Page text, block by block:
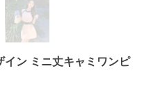
イン ミニ丈キャミワンピ